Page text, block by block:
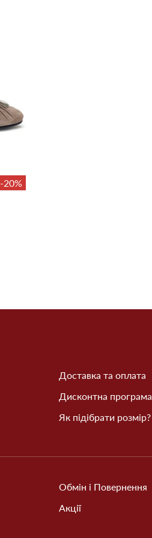
-20%
Доставка та оплата
Дисконтна програма
Як підібрати розмір?
Обмін і Повернення
Акції